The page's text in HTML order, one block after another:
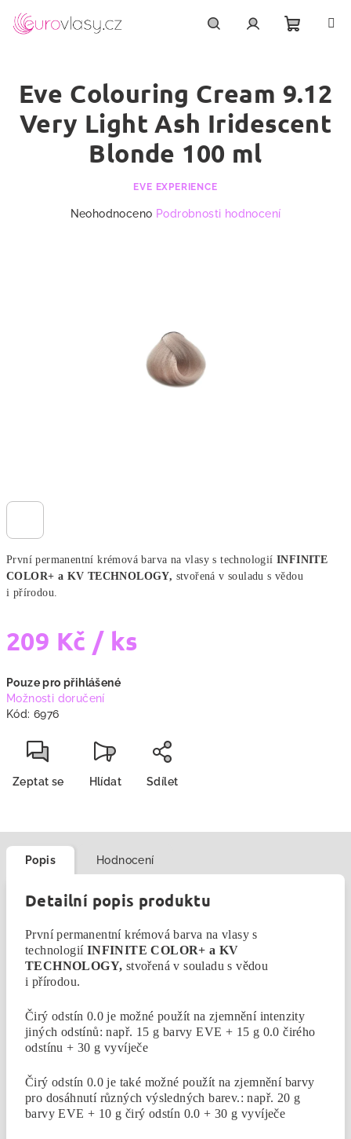
obsah
košík
První permanentní krémová barva na vlasy s technologií INFINITE
COLOR+ a KV TECHNOLOGY, stvořená v souladu s vědou
i přírodou.
209 Kč / ks
cena:
Pouze pro přihlášené
Možnosti doručení
Kód: 6976
Zeptat se Hlídat Sdílet
Eve Colouring Cream 9.12
Very Light Ash Iridescent
Blonde 100 ml
EVE EXPERIENCE
Neohodnoceno Podrobnosti hodnocení
Popis Hodnocení
Detailní popis produktu
První permanentní krémová barva na vlasy s
technologií INFINITE COLOR+ a KV
TECHNOLOGY, stvořená v souladu s vědou
i přírodou.
Čirý odstín 0.0 je možné použít na zjemnění intenzity
jiných odstínů: např. 15 g barvy EVE + 15 g 0.0 čirého
odstínu + 30 g vyvíječe
Čirý odstín 0.0 je také možné použít na zjemnění barvy
pro dosáhnutí různých výsledných barev.: např. 20 g
barvy EVE + 10 g čirý odstín 0.0 + 30 g vyvíječe